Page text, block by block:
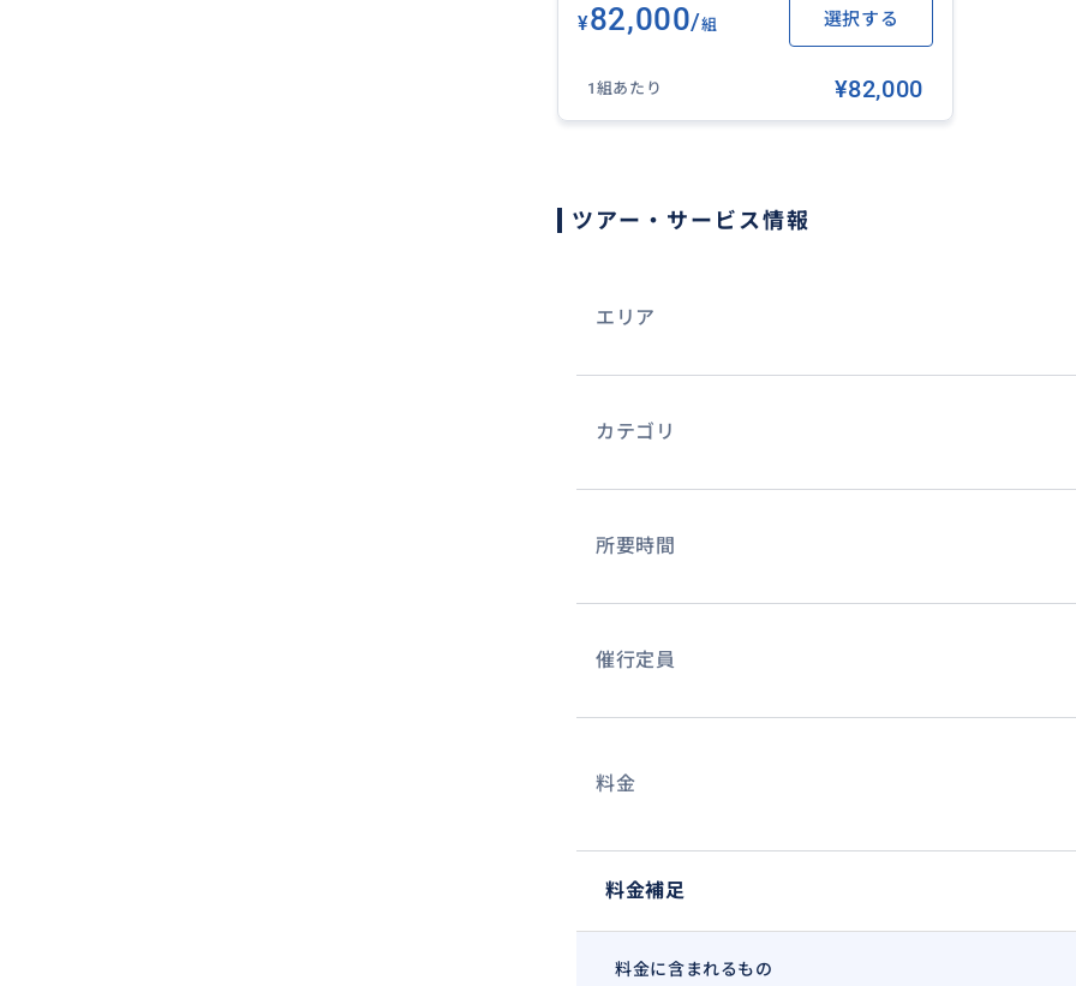
運転手付きの専用車となりますので、ご希望に応じてオー
¥82,000/組 選択する
1組あたり ¥82,000
ツアー・サービス情報
エリア
カテゴリ
所要時間
催行定員
料金
料金補足
料金に含まれるもの